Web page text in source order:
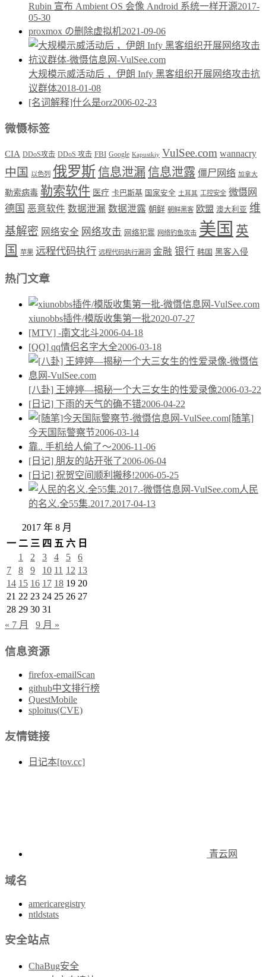
Rubin 宣布 Ambient OS 会像 Android 系统一样开源2017-
05-30
proxmox の删除虚拟机2021-09-06
大规模示威活动后 ，伊朗 Infy 黑客组织开展网络攻击抗
议群体2018-01-08
[名词解释]什么是orz2006-02-23
微慑标签
CIA DDoS攻击 DDoS 攻击 FBI Google Kapustkiy VulSee.com wannacry
中国 以色列 俄罗斯信息泄漏信息泄露 僵尸网络 加拿大
勒索病毒 勒索软件 医疗 卡巴斯基 国家安全 土耳其 工控安全 微慑网
德国 恶意软件 数据泄漏 数据泄露 朝鲜 朝鲜黑客 欧盟 澳大利亚 维
基解密 网络安全 网络攻击 网络犯罪 网络钓鱼攻击 美国 英
国
苹果 远程代码执行 远程代码执行漏洞 金融 银行 韩国 黑客入侵
热门文章
xiunobbs插件/模版收集第一批2020-07-27
[MTV] -南文北斗2006-04-18
[QQ] qq情侣名字大全2006-03-18
[八卦] 王婷婷—揭秘一个大三女生的性爱录像2006-03-22
[日记] 下雨的天气的确不错2006-04-22
[随笔]
今天国际警察节2006-03-14
靠.. 手机给人偷了～2006-11-06
[日记] 朋友的站开张了2006-06-04
[日记] 祝贺空间顺利搬移!2006-05-25
人民
的名义.全55集.2017.2017-04-13
2017 年 8 月
一 二 三 四 五 六 日
1
2 3 4 5
6
7
8 9 10 11 12 13
14 15 16 17 18 19 20
21 22 23 24 25 26 27
28 29 30 31
« 7 月
9 月 »
信息资源
firefox-emailScan
github中文排行榜
QuestMobile
sploitus(CVE)
友情链接
日记本[tov.cc]
青云网
域名
americaregistry
ntldstats
安全站点
ChaBug安全